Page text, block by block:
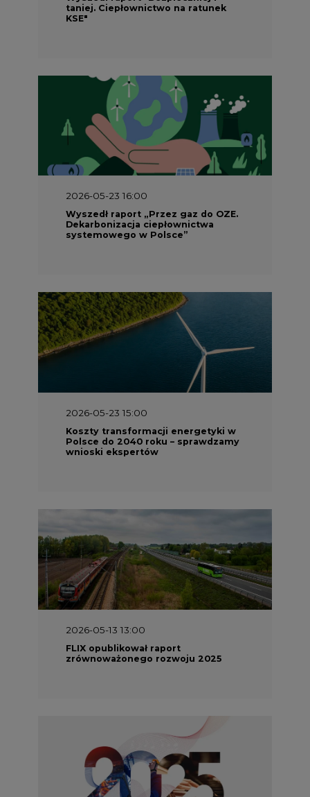
taniej. Ciepłownictwo na ratunek
KSE"
2026-05-23 16:00
Wyszedł raport „Przez gaz do OZE.
Dekarbonizacja ciepłownictwa
systemowego w Polsce”
2026-05-23 15:00
Koszty transformacji energetyki w
Polsce do 2040 roku – sprawdzamy
wnioski ekspertów
2026-05-13 13:00
FLIX opublikował raport
zrównoważonego rozwoju 2025